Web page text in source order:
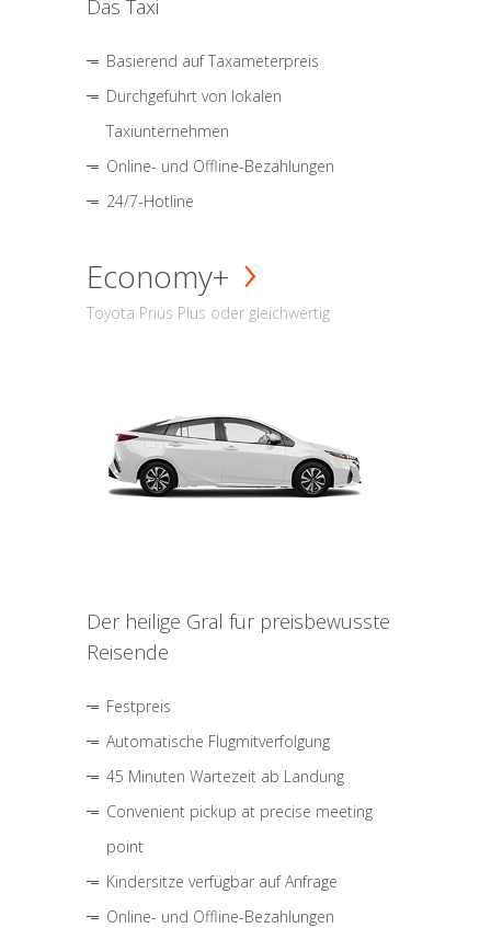
Das Taxi
Basierend auf Taxameterpreis
Durchgeführt von lokalen
Taxiunternehmen
Online- und Offline-Bezahlungen
24/7-Hotline
Economy+
Toyota Prius Plus oder gleichwertig
Der heilige Gral für preisbewusste
Reisende
Festpreis
Automatische Flugmitverfolgung
45 Minuten Wartezeit ab Landung
Convenient pickup at precise meeting
point
Kindersitze verfügbar auf Anfrage
Online- und Offline-Bezahlungen